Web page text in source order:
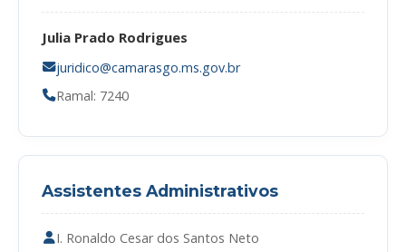
Julia Prado Rodrigues
juridico@camarasgo.ms.gov.br
Ramal: 7240
Assistentes Administrativos
I. Ronaldo Cesar dos Santos Neto